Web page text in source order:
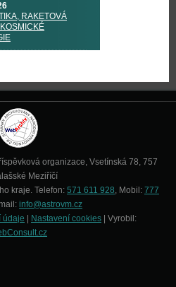
RAKETOVÁ
organizace, Vsetínská 78, 757
Meziříčí
kraje. Telefon: 571 611 928, Mobil: 777
info@astrovm.cz
údaje
Nastavení cookies | Vyrobil: